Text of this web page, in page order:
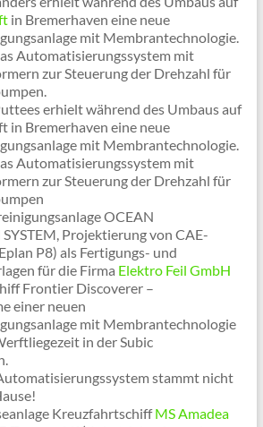
in Bremerhaven eine neue
mit Membrantechnologie.
Automatisierungssystem mit
zur Steuerung der Drehzahl für
erhielt während des Umbaus auf
in Bremerhaven eine neue
mit Membrantechnologie.
Automatisierungssystem mit
zur Steuerung der Drehzahl für
OCEAN
Projektierung von CAE-
P8) als Fertigungs- und
für die Firma Elektro Feil GmbH
Frontier Discoverer –
einer neuen
mit Membrantechnologie
in der Subic
stammt nicht
KreuzfahrtschiffMS Amadea